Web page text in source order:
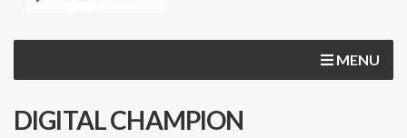
MENU
DIGITAL CHAMPION